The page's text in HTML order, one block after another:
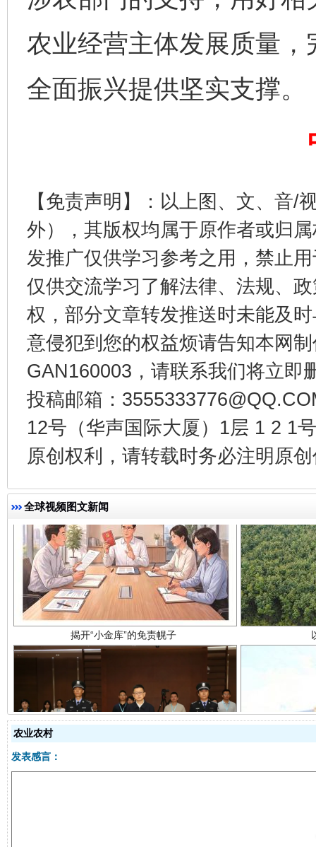
农业经营主体发展质量
全面振兴提供坚实支撑。
【免责声明】：以上图、文、音/
外），其版权均属于原作者或归
发推广仅供学习参考之用，禁止
仅供交流学习了解法律、法规、
权，部分文章转发推送时未能及
意侵犯到您的权益烦请告知本网
GAN160003，请联系我们将立即
投稿邮箱：
12号（华声国际大厦）1层 1 2 1
原创权利，请转载时务必注明原
全球视频图文新闻
揭开“小金库”的免责幌子
农业农村
发表感言：